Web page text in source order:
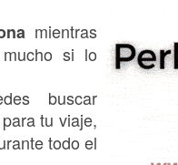
mientras
si lo
buscar
tu viaje,
todo el